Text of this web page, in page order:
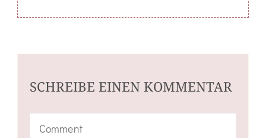
SCHREIBE EINEN KOMMENTAR